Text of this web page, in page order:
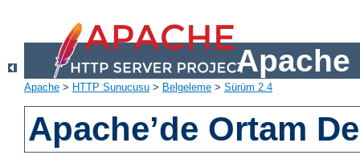
Apache
Apache > HTTP Sunucusu > Belgeleme > Sürüm 2.4
Apache’de Ortam